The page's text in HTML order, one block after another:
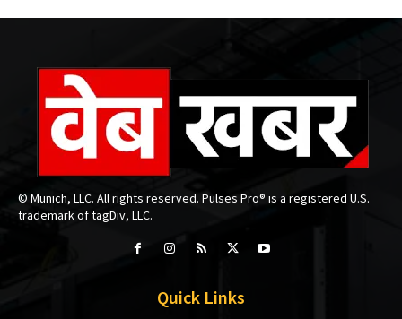
© Munich, LLC. All rights reserved. Pulses Pro® is a registered U.S.
trademark of tagDiv, LLC.
Quick Links